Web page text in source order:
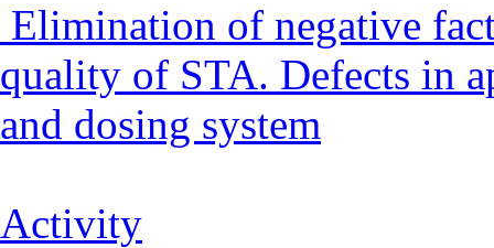
Elimination of negative
quality of STA. Defects in
and dosing system
Activity